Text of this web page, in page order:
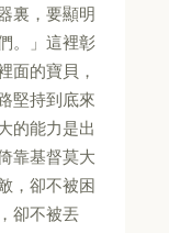
裏，要顯明
。」這裡彰
面的寶貝，
堅持到底來
的能力是出
靠基督莫大
，卻不被困
卻不被丟